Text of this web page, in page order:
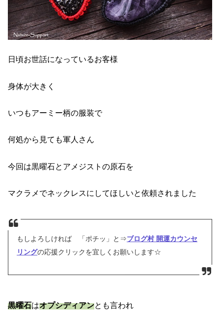
日頃お世話になっているお客様
身体が大きく
いつもアーミー柄の服装で
何処から見ても軍人さん
今回は黒曜石とアメジストの原石を
マクラメでネックレスにしてほしいと依頼されました
もしよろしければ 「ポチッ」と⇒ブログ村 開運カウンセ
リングの応援クリックを宜しくお願いします☆
黒曜石はオプシディアンとも言われ